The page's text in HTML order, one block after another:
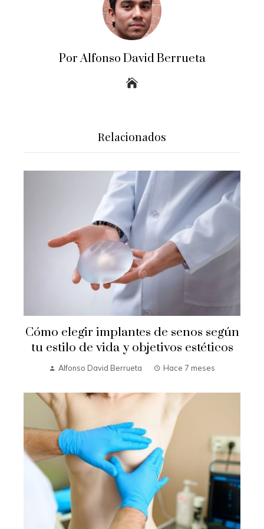
Por Alfonso David Berrueta
Relacionados
Cómo elegir implantes de senos según
tu estilo de vida y objetivos estéticos
Alfonso David Berrueta Hace 7 meses